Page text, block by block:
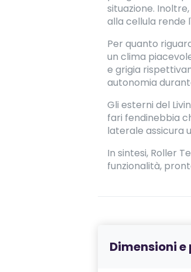
situazione.
alla cellula rende
Per quanto
un clima
e grigia
autonomia
Gli esterni del
fari fendinebbia
laterale assicura
In sintesi, Roller
funzionalità,
Dimensioni e